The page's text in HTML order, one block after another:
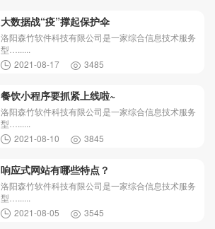
大数据战“疫”撑起保护伞
洛阳森竹软件科技有限公司是一家综合信息技术服务
型…......
2021-08-17
3485
餐饮小程序要抓紧上线啦~
洛阳森竹软件科技有限公司是一家综合信息技术服务
型…......
2021-08-10
3845
响应式网站有哪些特点？
洛阳森竹软件科技有限公司是一家综合信息技术服务
型…......
2021-08-05
3545